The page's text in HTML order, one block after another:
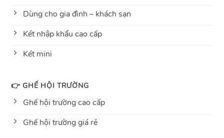
Dùng cho gia đình – khách sạn
Két nhập khẩu cao cấp
Két mini
👉 GHẾ HỘI TRƯỜNG
Ghế hội trường cao cấp
Ghế hội trường giá rẻ